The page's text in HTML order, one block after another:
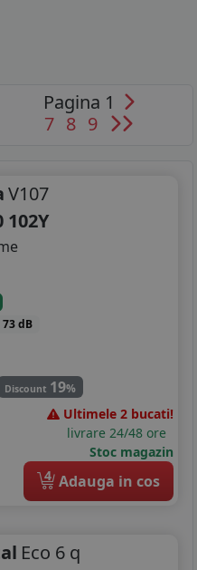
Pagina 1
7 8 9
V107
102Y
73 dB
Discount 19%
Ultimele 2 bucati!
livrare 24/48 ore
Stoc magazin
4 Adauga in cos
Eco 6 q